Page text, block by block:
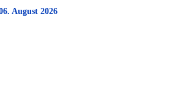
August 2026